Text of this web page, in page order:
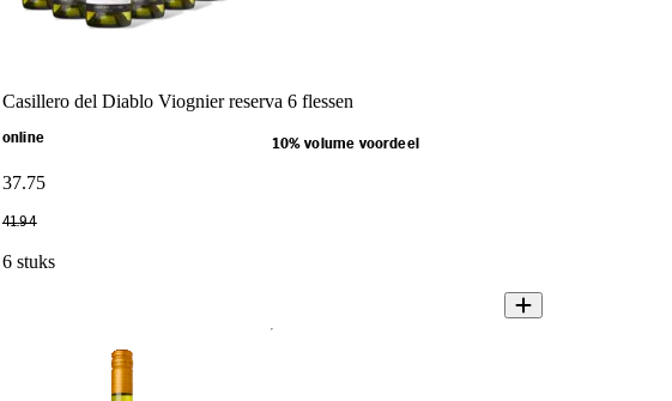
Casillero del Diablo Viognier reserva 6 flessen
online 10% volume voordeel
37.75
41.94
6 stuks